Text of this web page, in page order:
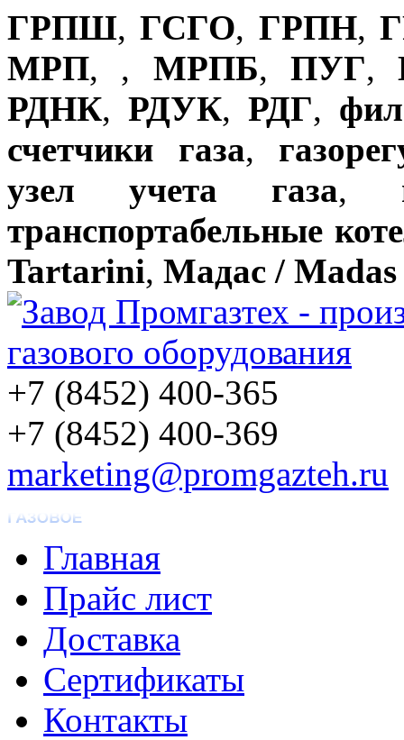
ГРПШ,ГСГО, ГРПН,
МРП, , МРПБ, ПУГ,
РДНК, РДУК, РДГ,
счетчики газа,
узел учета газа,
транспортабельные
Tartarini, Мадас / Madas
+7 (8452) 400-365
+7 (8452) 400-369
marketing@promgazteh.ru
Главная
Прайс лист
Доставка
Сертификаты
Контакты